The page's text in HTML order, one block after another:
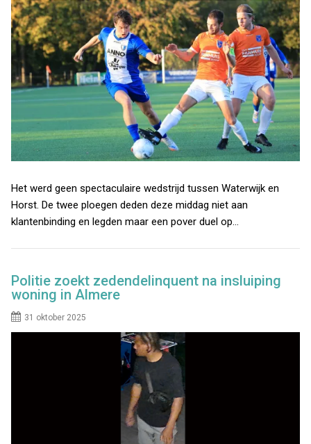
Het werd geen spectaculaire wedstrijd tussen Waterwijk en
Horst. De twee ploegen deden deze middag niet aan
klantenbinding en legden maar een pover duel op…
Politie zoekt zedendelinquent na insluiping
woning in Almere
31 oktober 2025